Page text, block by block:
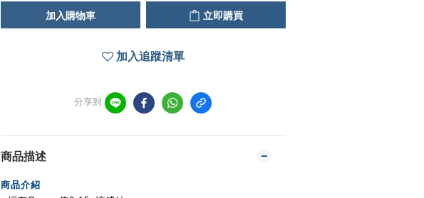
加入購物車 立即購買
加入追蹤清單
分享到
商品描述
商品介紹